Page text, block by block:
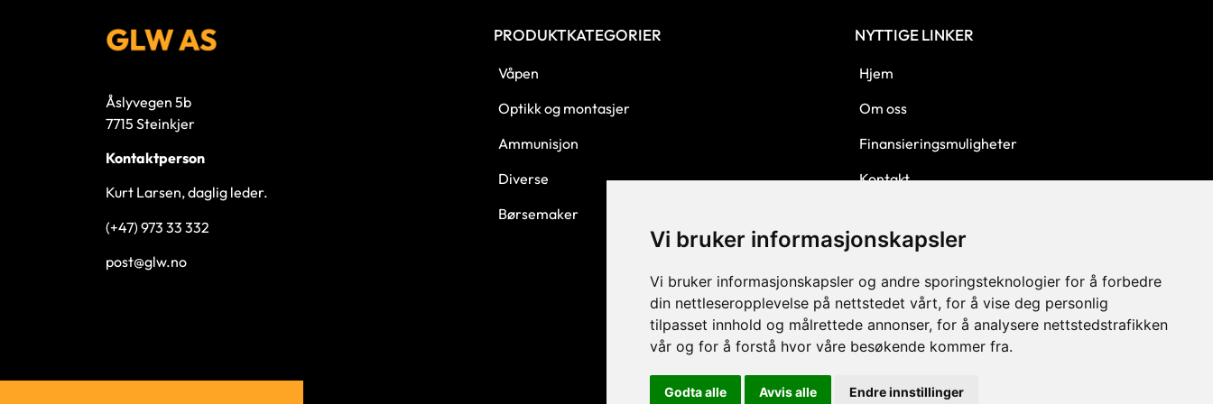
Vi bruker informasjonskapsler
Vi bruker informasjonskapsler og andre sporingsteknologier for å forbedre
din nettleseropplevelse på nettstedet vårt, for å vise deg personlig
tilpasset innhold og målrettede annonser, for å analysere nettstedstrafikken
vår og for å forstå hvor våre besøkende kommer fra.
Godta alle Avvis alle Endre innstillinger
Åslyvegen 5b
7715 Steinkjer
Kontaktperson
Kurt Larsen, daglig leder.
(+47) 973 33 332
post@glw.no
PRODUKTKATEGORIER
Våpen
Optikk og montasjer
Ammunisjon
Diverse
Børsemaker
NYTTIGE LINKER
Hjem
Om oss
Finansieringsmuligheter
Kontakt
Kjøpsbetingelser